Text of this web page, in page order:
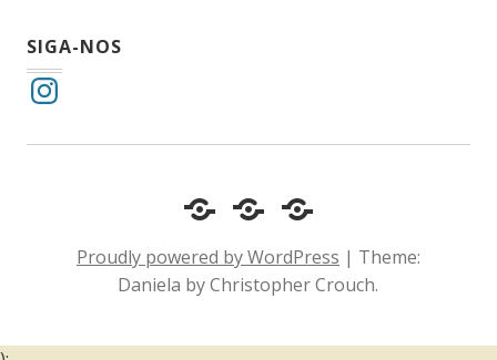
SIGA-NOS
Instagram
Cotidiano
Comportamento
Inclusão
e
Acessibilidade
Diário
um
surdo
Proudly powered by WordPress | Theme:
Daniela by Christopher Crouch.